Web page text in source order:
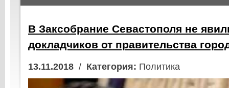
В Заксобрание Севастополя не
докладчиков от правительства
13.11.2018 / Категория: Политика